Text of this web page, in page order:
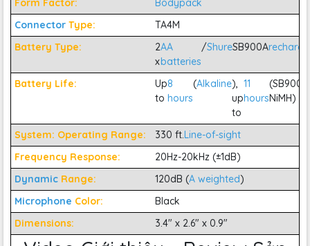
Form Factor:
Bodypack
Connector Type:
TA4M
Battery Type:
2
x
AA
batteries
/ShureSB900A
Battery Life:
Up
to
8
hours
(Alkaline),
up
to
11
hours
(SB900A,
NiMH)
System: Operating Range: 330 ft.Line-of-sight
Frequency Response:
20Hz-20kHz (±1dB)
Dynamic Range: 120dB (A weighted)
Microphone Color:
Black
Dimensions:
3.4" x 2.6" x 0.9"